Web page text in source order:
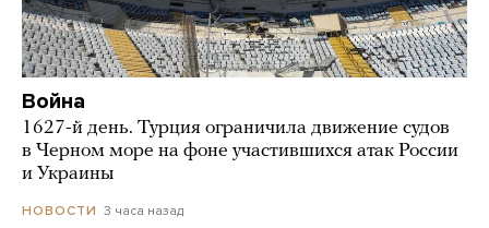
Война
1627-й день. Турция ограничила движение судов
в Черном море на фоне участившихся атак России
и Украины
НОВОСТИ 3 часа назад